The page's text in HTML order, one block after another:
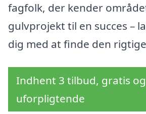
fagfolk, der kender
gulvprojekt til en succes –
dig med at finde den
Indhent 3 tilbud, gratis og
uforpligtende